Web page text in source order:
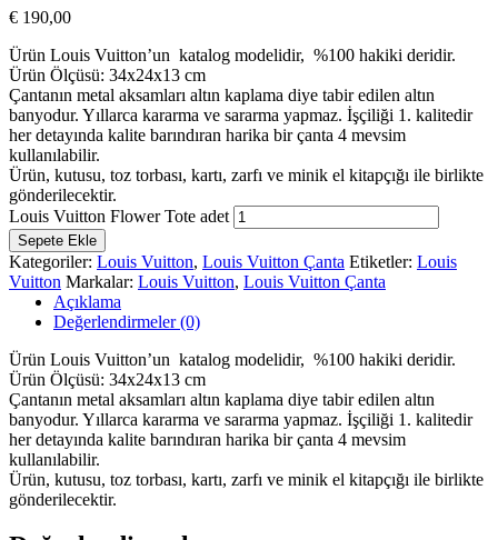
€ 190,00
Ürün Louis Vuitton’un katalog modelidir, %100 hakiki deridir.
Ürün Ölçüsü: 34x24x13 cm
Çantanın metal aksamları altın kaplama diye tabir edilen altın
banyodur. Yıllarca kararma ve sararma yapmaz. İşçiliği 1. kalitedir
her detayında kalite barındıran harika bir çanta 4 mevsim
kullanılabilir.
Ürün, kutusu, toz torbası, kartı, zarfı ve minik el kitapçığı ile birlikte
gönderilecektir.
Louis Vuitton Flower Tote adet
Sepete Ekle
Kategoriler: Louis Vuitton, Louis Vuitton Çanta Etiketler: Louis
Vuitton Markalar: Louis Vuitton, Louis Vuitton Çanta
Açıklama
Değerlendirmeler (0)
Ürün Louis Vuitton’un katalog modelidir, %100 hakiki deridir.
Ürün Ölçüsü: 34x24x13 cm
Çantanın metal aksamları altın kaplama diye tabir edilen altın
banyodur. Yıllarca kararma ve sararma yapmaz. İşçiliği 1. kalitedir
her detayında kalite barındıran harika bir çanta 4 mevsim
kullanılabilir.
Ürün, kutusu, toz torbası, kartı, zarfı ve minik el kitapçığı ile birlikte
gönderilecektir.